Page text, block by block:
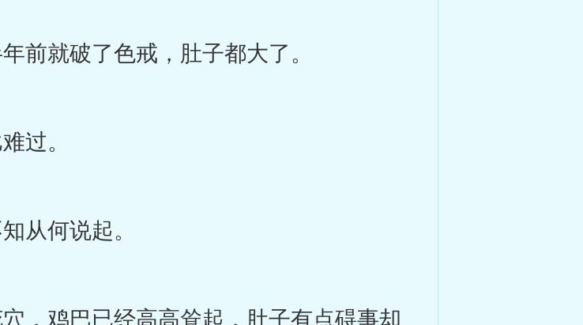
前就破了色戒，肚子都大了。
过。
从何说起。
，鸡巴已经高高耸起，肚子有点碍事却